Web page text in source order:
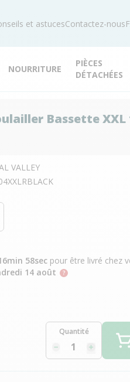
et astucesContactez-nous
NOURRITURE
PIÈCES
DÉTACHÉES
Bassette XXL
VALLEY
57secpour être livré chez
14 août
Quantité